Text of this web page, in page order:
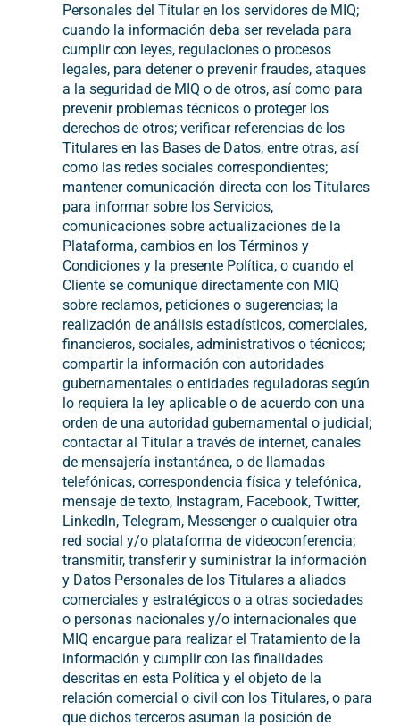
Personales del Titular en los servidores de MIQ;
cuando la información deba ser revelada para
cumplir con leyes, regulaciones o procesos
legales, para detener o prevenir fraudes, ataques
a la seguridad de MIQ o de otros, así como para
prevenir problemas técnicos o proteger los
derechos de otros; verificar referencias de los
Titulares en las Bases de Datos, entre otras, así
como las redes sociales correspondientes;
mantener comunicación directa con los Titulares
para informar sobre los Servicios,
comunicaciones sobre actualizaciones de la
Plataforma, cambios en los Términos y
Condiciones y la presente Política, o cuando el
Cliente se comunique directamente con MIQ
sobre reclamos, peticiones o sugerencias; la
realización de análisis estadísticos, comerciales,
financieros, sociales, administrativos o técnicos;
compartir la información con autoridades
gubernamentales o entidades reguladoras según
lo requiera la ley aplicable o de acuerdo con una
orden de una autoridad gubernamental o judicial;
contactar al Titular a través de internet, canales
de mensajería instantánea, o de llamadas
telefónicas, correspondencia física y telefónica,
mensaje de texto, Instagram, Facebook, Twitter,
LinkedIn, Telegram, Messenger o cualquier otra
red social y/o plataforma de videoconferencia;
transmitir, transferir y suministrar la información
y Datos Personales de los Titulares a aliados
comerciales y estratégicos o a otras sociedades
o personas nacionales y/o internacionales que
MIQ encargue para realizar el Tratamiento de la
información y cumplir con las finalidades
descritas en esta Política y el objeto de la
relación comercial o civil con los Titulares, o para
que dichos terceros asuman la posición de